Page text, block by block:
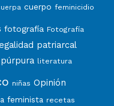
cuerpo feminicidio
fotografía Fotografía
patriarcal
literatura
niñas Opinión
feminista recetas